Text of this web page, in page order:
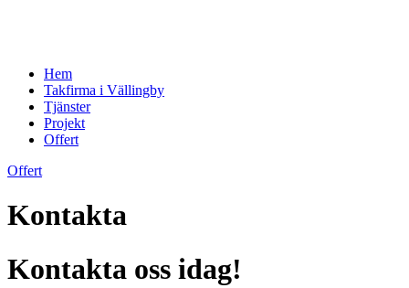
Hem
Takfirma i Vällingby
Tjänster
Projekt
Offert
Offert
Kontakta
Kontakta oss idag!